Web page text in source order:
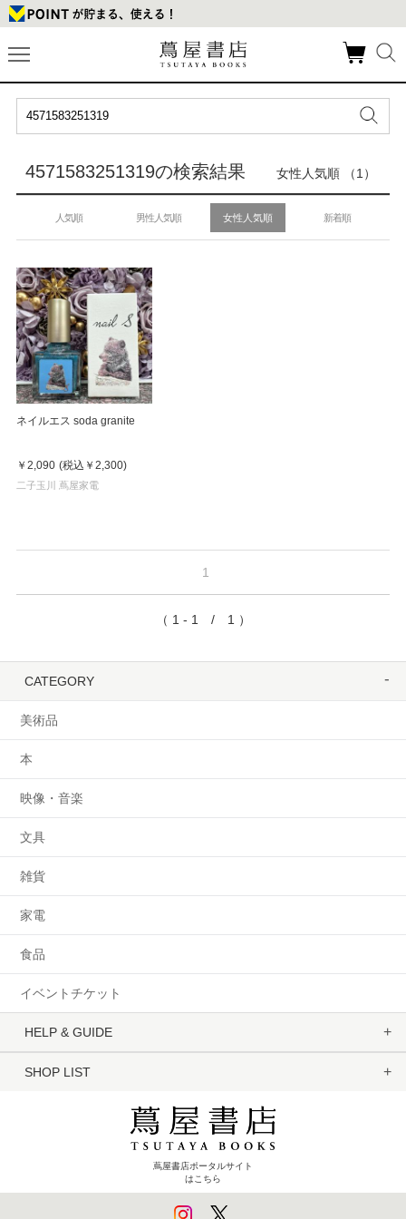
4571583251319の検索結果 女性人気順 （1）
人気順 男性人気順 女性人気順 新着順
ネイルエス soda granite
￥2,090 (税込 ￥2,300)
二子玉川 蔦屋家電
1
（ 1 - 1 / 1 ）
CATEGORY
美術品
本
映像・音楽
文具
雑貨
家電
食品
イベントチケット
HELP & GUIDE
SHOP LIST
蔦屋書店ポータルサイト
はこちら